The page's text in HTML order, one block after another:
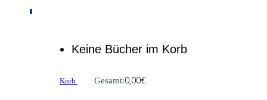
0
Keine Bücher im Korb
Korb Gesamt:0,00€